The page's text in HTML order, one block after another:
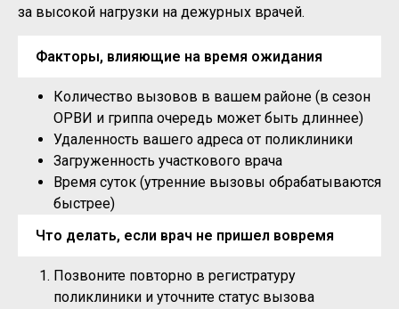
за высокой нагрузки на дежурных врачей.
Факторы, влияющие на время ожидания
Количество вызовов в вашем районе (в сезон
ОРВИ и гриппа очередь может быть длиннее)
Удаленность вашего адреса от поликлиники
Загруженность участкового врача
Время суток (утренние вызовы обрабатываются
быстрее)
Что делать, если врач не пришел вовремя
Позвоните повторно в регистратуру
поликлиники и уточните статус вызова